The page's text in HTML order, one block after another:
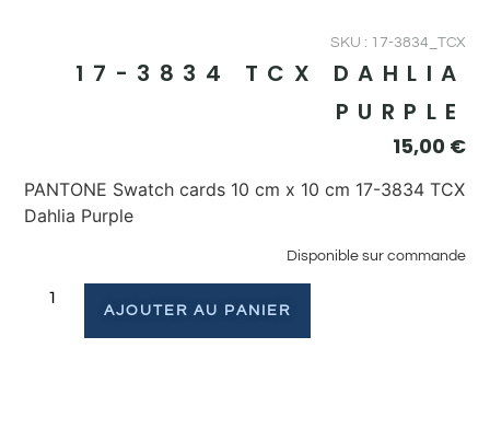
SKU : 17-3834_TCX
17-3834 TCX DAHLIA
PURPLE
15,00 €
PANTONE Swatch cards 10 cm x 10 cm 17-3834 TCX
Dahlia Purple
Disponible sur commande
AJOUTER AU PANIER